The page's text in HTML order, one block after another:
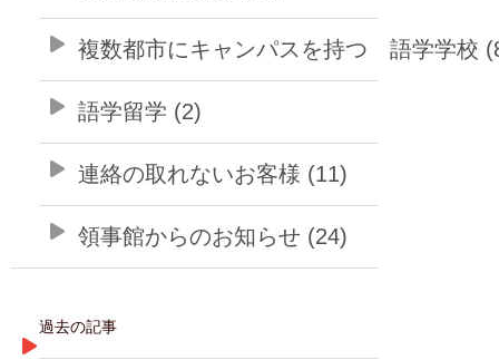
複数都市にキャンパスを持つ 語学学校
語学留学 (2)
連絡の取れないお客様 (11)
領事館からのお知らせ (24)
過去の記事